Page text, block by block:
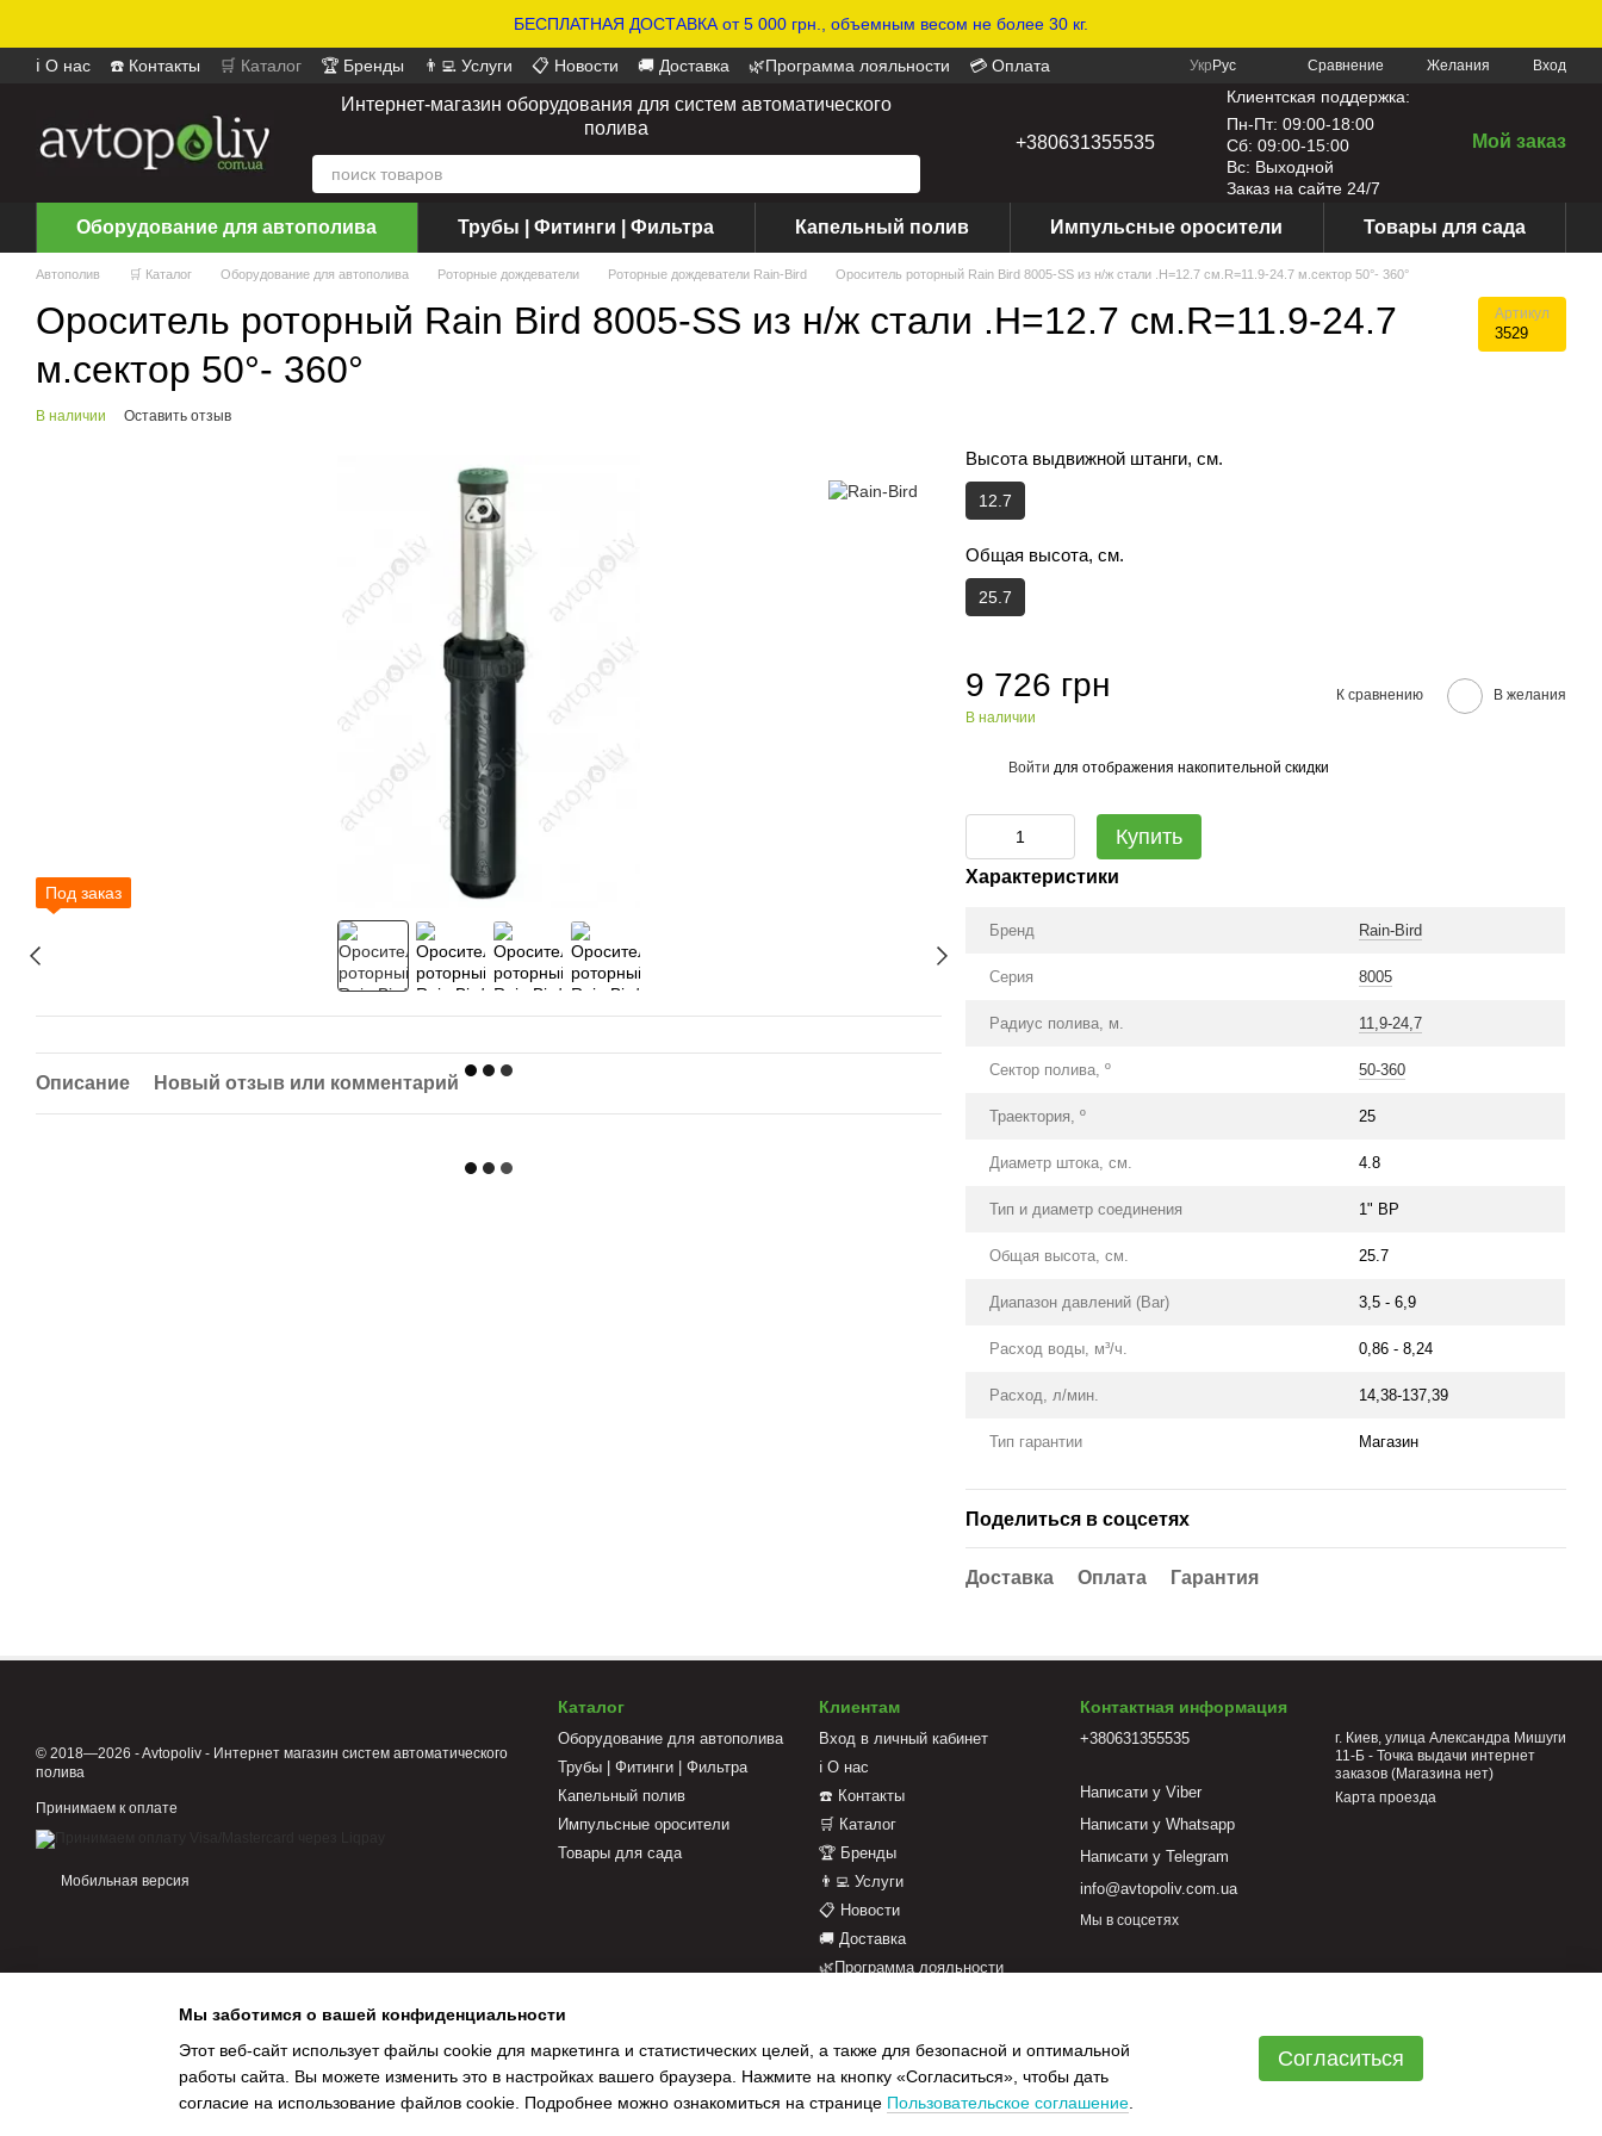
БЕСПЛАТНАЯ ДОСТАВКА от 5 000 грн., объемным весом не более 30 кг.
ℹ️ О нас ☎️ Контакты 🛒 Каталог 🏆 Бренды 👨‍💻 Услуги 📋 Новости 🚚 Доставка 🌿Программа лояльности
💳 Оплата
Укр Рус Сравнение Желания Вход
Интернет-магазин оборудования для систем автоматического
полива
+380631355535
Клиентская поддержка:
Пн-Пт: 09:00-18:00
Сб: 09:00-15:00
Вс: Выходной
Заказ на сайте 24/7
Мой заказ
Оборудование для автополива Трубы | Фитинги | Фильтра Капельный полив Импульсные оросители Товары для сада
Автополив 🛒 Каталог Оборудование для автополива Роторные дождеватели Роторные дождеватели Rain-Bird Ороситель роторный Rain Bird 8005-SS из н/ж стали .H=12.7 см.R=11.9-24.7 м.сектор 50°- 360°
Ороситель роторный Rain Bird 8005-SS из н/ж стали .H=12.7 см.R=11.9-24.7
м.сектор 50°- 360°
Артикул
3529
В наличии Оставить отзыв
Под заказ
Описание Новый отзыв или комментарий
Высота выдвижной штанги, см.
12.7
Общая высота, см.
25.7
9 726 грн
В наличии
К сравнению В желания
Войти для отображения накопительной скидки
Купить
Характеристики
Бренд Rain-Bird
Серия 8005
Радиус полива, м. 11,9-24,7
Сектор полива, º 50-360
Траектория, º 25
Диаметр штока, см. 4.8
Тип и диаметр соединения 1" ВР
Общая высота, см. 25.7
Диапазон давлений (Bar) 3,5 - 6,9
Расход воды, м³/ч. 0,86 - 8,24
Расход, л/мин. 14,38-137,39
Тип гарантии Магазин
Поделиться в соцсетях
Доставка Оплата Гарантия
© 2018—2026 - Avtopoliv - Интернет магазин систем автоматического
полива
Принимаем к оплате
Мобильная версия
Каталог
Оборудование для автополива
Трубы | Фитинги | Фильтра
Капельный полив
Импульсные оросители
Товары для сада
Клиентам
Вход в личный кабинет
ℹ️ О нас
☎️ Контакты
🛒 Каталог
🏆 Бренды
👨‍💻 Услуги
📋 Новости
🚚 Доставка
🌿Программа лояльности
📝 Отзывы о магазине
Контактная информация
+380631355535
Написати у Viber
Написати у Whatsapp
Написати у Telegram
info@avtopoliv.com.ua
г. Киев, улица Александра Мишуги
11-Б - Точка выдачи интернет
заказов (Магазина нет)
Карта проезда
Мы в соцсетях
Мы заботимся о вашей конфиденциальности
Этот веб-сайт использует файлы cookie для маркетинга и статистических целей, а также для безопасной и оптимальной
работы сайта. Вы можете изменить это в настройках вашего браузера. Нажмите на кнопку «Согласиться», чтобы дать
согласие на использование файлов cookie. Подробнее можно ознакомиться на странице Пользовательское соглашение
Согласиться